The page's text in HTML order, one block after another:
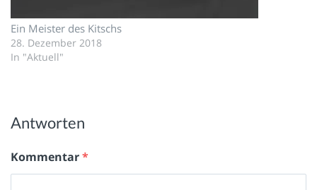
Ein Meister des Kitschs
28. Dezember 2018
In "Aktuell"
Antworten
Kommentar*